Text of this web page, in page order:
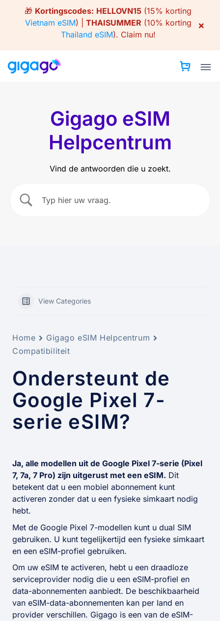
🎁 Kortingscodes: HELLOVN15 (15% korting
Vietnam eSIM) | THAISUMMER (10% korting
Thailand eSIM). Claim nu!
×
Gigago eSIM
Helpcentrum
Vind de antwoorden die u zoekt.
View Categories
Home
Gigago eSIM Helpcentrum
Compatibiliteit
Ondersteunt de
Google Pixel 7-
serie eSIM?
Ja, alle modellen uit de Google Pixel 7-serie (Pixel
7, 7a, 7 Pro) zijn uitgerust met een eSIM. Dit
betekent dat u een mobiel abonnement kunt
activeren zonder dat u een fysieke simkaart nodig
hebt.
Met de Google Pixel 7-modellen kunt u dual SIM
gebruiken. U kunt tegelijkertijd een fysieke simkaart
en een eSIM-profiel gebruiken.
Om uw eSIM te activeren, hebt u een draadloze
serviceprovider nodig die u een eSIM-profiel en
data-abonnementen aanbiedt. De beschikbaarheid
van eSIM-data-abonnementen kan per land en
provider verschillen. Gigago is een van de eSIM-